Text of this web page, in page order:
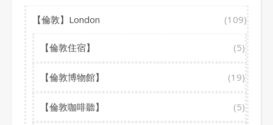
【倫敦】London (109)
【倫敦住宿】 (5)
【倫敦博物館】 (19)
【倫敦咖啡聽】 (5)